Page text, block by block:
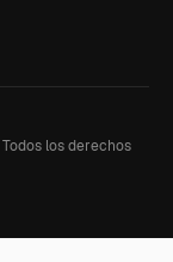
Todos los derechos